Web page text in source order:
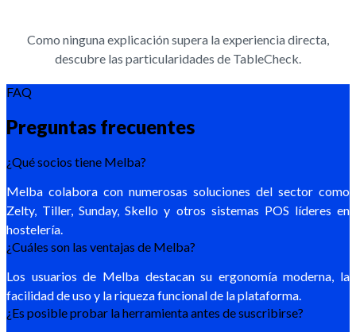
Como ninguna explicación supera la experiencia directa,
descubre las particularidades de TableCheck.
FAQ
Preguntas frecuentes
¿Qué socios tiene Melba?
Melba colabora con numerosas soluciones del sector como
Zelty, Tiller, Sunday, Skello y otros sistemas POS líderes en
hostelería.
¿Cuáles son las ventajas de Melba?
Los usuarios de Melba destacan su ergonomía moderna, la
facilidad de uso y la riqueza funcional de la plataforma.
¿Es posible probar la herramienta antes de suscribirse?